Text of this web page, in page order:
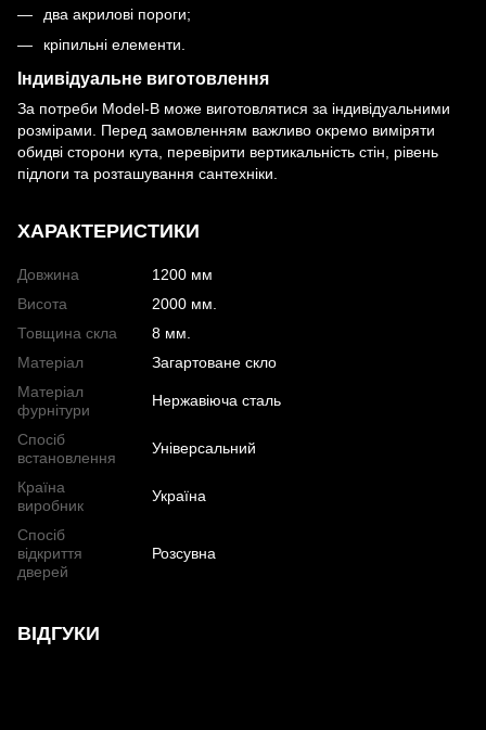
два акрилові пороги;
кріпильні елементи.
Індивідуальне виготовлення
За потреби Model-B може виготовлятися за індивідуальними
розмірами. Перед замовленням важливо окремо виміряти
обидві сторони кута, перевірити вертикальність стін, рівень
підлоги та розташування сантехніки.
ХАРАКТЕРИСТИКИ
Довжина
1200 мм
Висота
2000 мм.
Товщина скла
8 мм.
Матеріал
Загартоване скло
Матеріал
фурнітури
Нержавіюча сталь
Спосіб
встановлення
Універсальний
Країна
виробник
Україна
Спосіб
відкриття
дверей
Розсувна
ВІДГУКИ